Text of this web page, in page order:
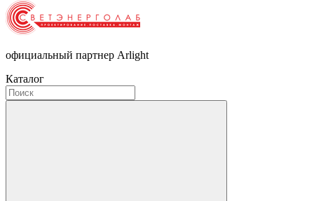
официальный партнер Arlight
Каталог